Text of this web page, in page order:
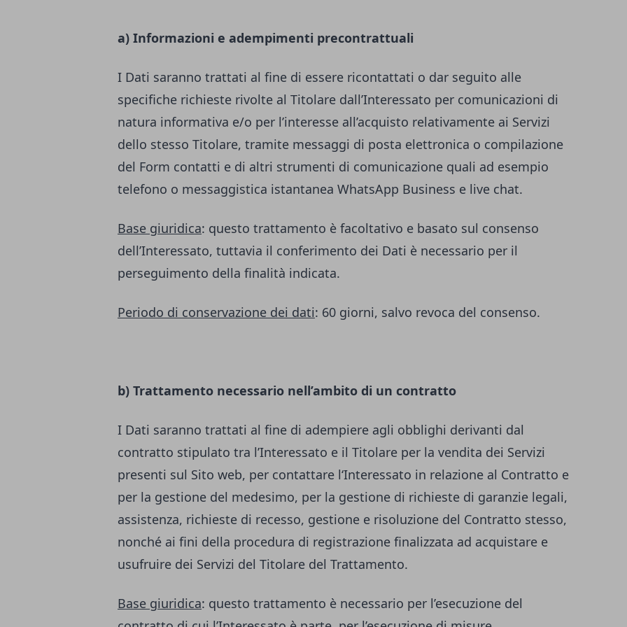
a) Informazioni e adempimenti precontrattuali
I Dati saranno trattati al fine di essere ricontattati o dar seguito alle
specifiche richieste rivolte al Titolare dall’Interessato per comunicazioni di
natura informativa e/o per l’interesse all’acquisto relativamente ai Servizi
dello stesso Titolare, tramite messaggi di posta elettronica o compilazione
del Form contatti e di altri strumenti di comunicazione quali ad esempio
telefono o messaggistica istantanea WhatsApp Business e live chat.
Base giuridica: questo trattamento è facoltativo e basato sul consenso
dell’Interessato, tuttavia il conferimento dei Dati è necessario per il
perseguimento della finalità indicata.
Periodo di conservazione dei dati: 60 giorni, salvo revoca del consenso.
b) Trattamento necessario nell’ambito di un contratto
I Dati saranno trattati al fine di adempiere agli obblighi derivanti dal
contratto stipulato tra l’Interessato e il Titolare per la vendita dei Servizi
presenti sul Sito web, per contattare l‘Interessato in relazione al Contratto e
per la gestione del medesimo, per la gestione di richieste di garanzie legali,
assistenza, richieste di recesso, gestione e risoluzione del Contratto stesso,
nonché ai fini della procedura di registrazione finalizzata ad acquistare e
usufruire dei Servizi del Titolare del Trattamento.
Base giuridica: questo trattamento è necessario per l’esecuzione del